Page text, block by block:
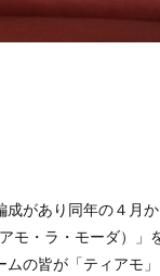
があり同年の４月
モ・ラ・モーダ）」
の皆が「ティアモ